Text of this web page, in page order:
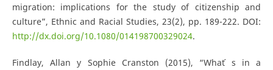
migration: implications for the study of citizenship and
culture”, Ethnic and Racial Studies, 23(2), pp. 189-222. DOI:
http://dx.doi.org/10.1080/014198700329024.
Findlay, Allan y Sophie Cranston (2015), “What ́s in a